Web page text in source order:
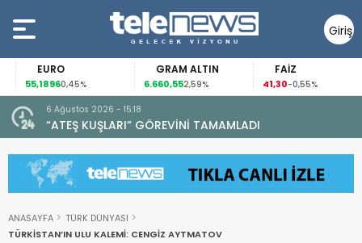
Giriş
Yap
EURO
55,18960,45%
GRAM ALTIN
6.660,552,59%
FAİZ
41,30-0,55%
6 Ağustos 2026 - 15:18
“ATEŞ KUŞLARI” GÖREVİNİ TAMAMLADI
ANASAYFA
TÜRK DÜNYASI
TÜRKİSTAN’IN ULU KALEMİ: CENGİZ AYTMATOV